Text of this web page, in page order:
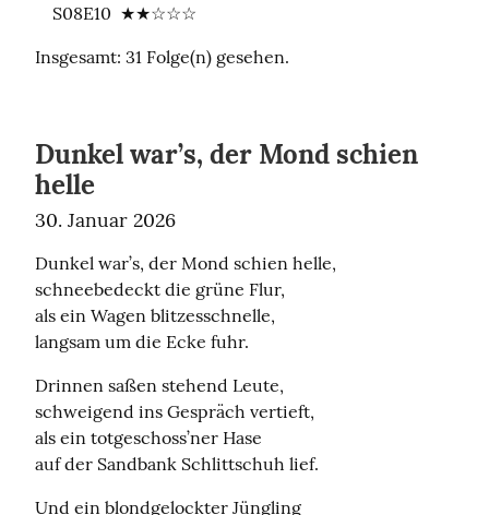
S08E10  ★★☆☆☆
Insgesamt: 31 Folge(n) gesehen.
Dunkel war’s, der Mond schien
helle
30. Januar 2026
Dunkel war’s, der Mond schien helle,
schneebedeckt die grüne Flur,
als ein Wagen blitzesschnelle,
langsam um die Ecke fuhr.
Drinnen saßen stehend Leute,
schweigend ins Gespräch vertieft,
als ein totgeschoss’ner Hase
auf der Sandbank Schlittschuh lief.
Und ein blondgelockter Jüngling